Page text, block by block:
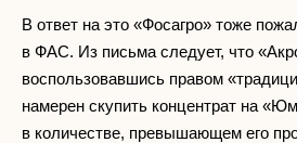
В ответ на это «Фосагро» тоже
в ФАС. Из письма следует, что
воспользовавшись правом
намерен скупить концентрат на
в количестве, превышающем его